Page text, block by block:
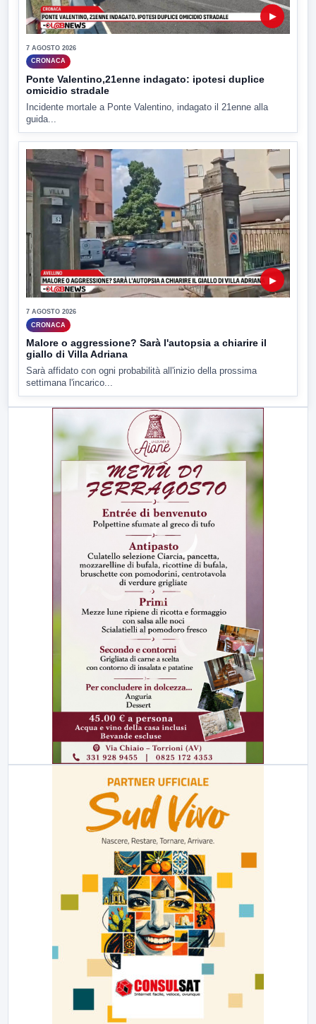
▶
7 AGOSTO 2026
CRONACA
Ponte Valentino,21enne indagato: ipotesi duplice
omicidio stradale
Incidente mortale a Ponte Valentino, indagato il 21enne alla
guida...
▶
7 AGOSTO 2026
CRONACA
Malore o aggressione? Sarà l'autopsia a chiarire il
giallo di Villa Adriana
Sarà affidato con ogni probabilità all'inizio della prossima
settimana l'incarico...